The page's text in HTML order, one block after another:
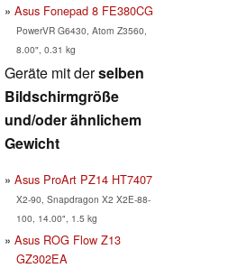
Asus Fonepad 8 FE380CG
PowerVR G6430, Atom Z3560,
8.00", 0.31 kg
Geräte mit derselben
Bildschirmgröße
und/oder ähnlichem
Gewicht
Asus ProArt PZ14 HT7407
X2-90, Snapdragon X2 X2E-88-
100, 14.00", 1.5 kg
Asus ROG Flow Z13
GZ302EA